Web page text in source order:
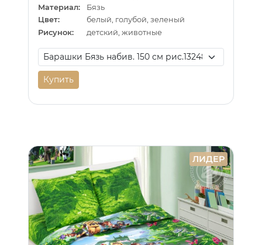
Материал:
Бязь
Цвет:
белый, голубой, зеленый
Рисунок:
детский, животные
Купить
ЛИДЕР